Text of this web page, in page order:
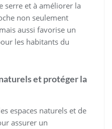
serre et à améliorer la
non seulement
aussi favorise un
les habitants du
et protéger la
espaces naturels et de
assurer un